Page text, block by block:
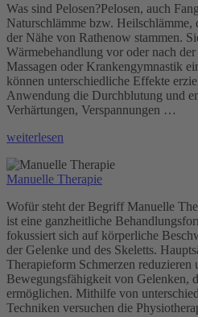
Was sind Pelosen?Pelosen, auch
Naturschlämme bzw. Heilschlämme,
der Nähe von Rathenow stammen.
Wärmebehandlung vor oder nach
Massagen oder Krankengymnastik
können unterschiedliche Effekte
Anwendung die Durchblutung und
Verhärtungen, Verspannungen …
„Pelosen“
weiterlesen
Manuelle Therapie
Wofür steht der Begriff Manuelle
ist eine ganzheitliche
fokussiert sich auf körperliche
der Gelenke und des Skeletts.
Therapieform Schmerzen reduzieren
Bewegungsfähigkeit von Gelenken,
ermöglichen. Mithilfe von
Techniken versuchen die